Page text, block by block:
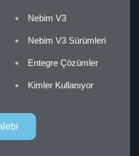
Nebim V3
Nebim V3 Sürümleri
Entegre Çözümler
Kimler Kullanıyor